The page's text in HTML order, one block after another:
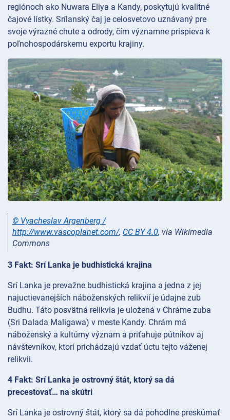
regiónoch ako Nuwara Eliya a Kandy, poskytujú kvalitné
čajové lístky. Srílanský čaj je celosvetovo uznávaný pre
svoje výrazné chute a odrody, čím významne prispieva k
poľnohospodárskemu exportu krajiny.
© Vyacheslav Argenberg /
http://www.vascoplanet.com/, CC BY 4.0, via Wikimedia
Commons
3 Fakt: Srí Lanka je budhistická krajina
Srí Lanka je prevažne budhistická krajina a jedna z jej
najuctievanejších náboženských relikvií je údajne zub
Budhu. Táto posvätná relikvia je uložená v Chráme zuba
(Sri Dalada Maligawa) v meste Kandy. Chrám má
náboženský a kultúrny význam a priťahuje pútnikov aj
návštevníkov, ktorí prichádzajú vzdať úctu tejto váženej
relikvii.
4 Fakt: Srí Lanka je ostrovný štát, ktorý sa dá
precestovať… na skútri
Srí Lanka je ostrovný štát, ktorý sa dá pohodlne preskúmať